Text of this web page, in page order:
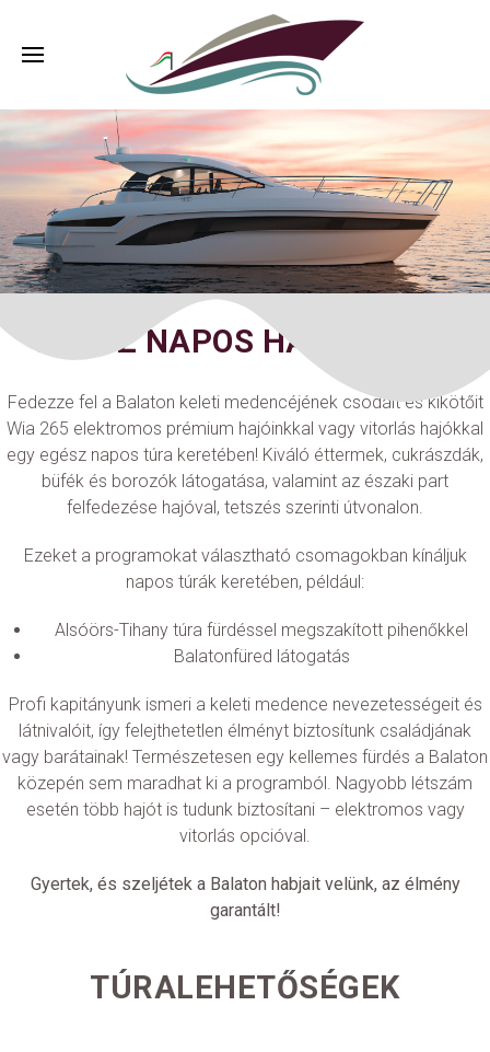
EGÉSZ NAPOS HAJÓTÚRÁK
Fedezze fel a Balaton keleti medencéjének csodáit és kikötőit
Wia 265 elektromos prémium hajóinkkal vagy vitorlás hajókkal
egy egész napos túra keretében! Kiváló éttermek, cukrászdák,
büfék és borozók látogatása, valamint az északi part
felfedezése hajóval, tetszés szerinti útvonalon.
Ezeket a programokat választható csomagokban kínáljuk
napos túrák keretében, például:
Alsóörs-Tihany túra fürdéssel megszakított pihenőkkel
Balatonfüred látogatás
Profi kapitányunk ismeri a keleti medence nevezetességeit és
látnivalóit, így felejthetetlen élményt biztosítunk családjának
vagy barátainak! Természetesen egy kellemes fürdés a Balaton
közepén sem maradhat ki a programból. Nagyobb létszám
esetén több hajót is tudunk biztosítani – elektromos vagy
vitorlás opcióval.
Gyertek, és szeljétek a Balaton habjait velünk, az élmény
garantált!
TÚRALEHETŐSÉGEK